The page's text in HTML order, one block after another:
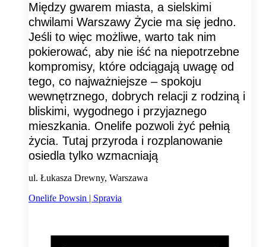
Między gwarem miasta, a sielskimi
chwilami Warszawy Życie ma się jedno.
Jeśli to więc możliwe, warto tak nim
pokierować, aby nie iść na niepotrzebne
kompromisy, które odciągają uwagę od
tego, co najważniejsze – spokoju
wewnętrznego, dobrych relacji z rodziną i
bliskimi, wygodnego i przyjaznego
mieszkania. Onelife pozwoli żyć pełnią
życia. Tutaj przyroda i rozplanowanie
osiedla tylko wzmacniają
ul. Łukasza Drewny, Warszawa
Onelife Powsin | Spravia